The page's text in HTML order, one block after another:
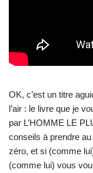
OK, c’est un titre
l’air : le livre que je
par L’HOMME LE
conseils à prendre
zéro, et si (comme
(comme lui) vous